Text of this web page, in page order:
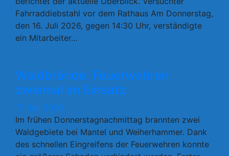
Fahrraddiebstahl vor dem Rathaus Am Donnerstag,
den 16. Juli 2026, gegen 14:30 Uhr, verständigte
ein Mitarbeiter…
Waldbrände: Feuerwehren
zweimal im Einsatz
17. Juli 2026
Im frühen Donnerstagnachmittag brannten zwei
Waldgebiete bei Mantel und Weiherhammer. Dank
des schnellen Eingreifens der Feuerwehren konnte